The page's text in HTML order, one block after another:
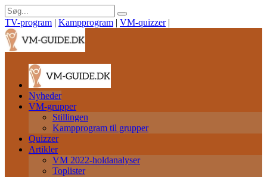
TV-program | Kampprogram | VM-quizzer |
Nyheder
VM-grupper
Stillingen
Kampprogram til grupper
Quizzer
Artikler
VM 2022-holdanalyser
Toplister